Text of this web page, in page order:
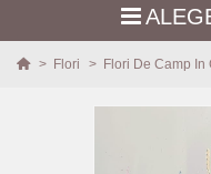
> Flori > Flori De Camp In